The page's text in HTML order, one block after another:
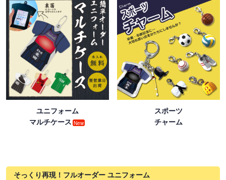
ユニフォーム
マルチケース New
スポーツ
チャーム
そっくり再現！フルオーダー ユニフォーム